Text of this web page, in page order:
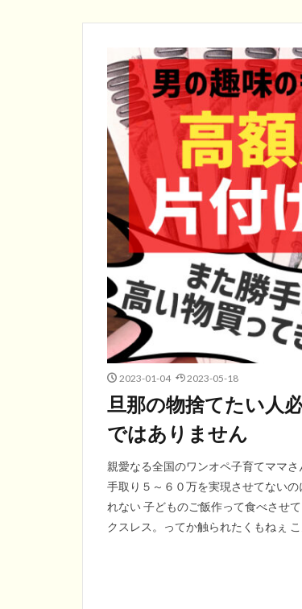
2023-01-04 2023-05-18
旦那の物捨てたい人
ではありません
親愛なる全国のワンオペ子育てママ
手取り５～６０万を実現させてない
れない 子どものご飯作って食べさせ
クスレス。ってか触られたくもねぇ